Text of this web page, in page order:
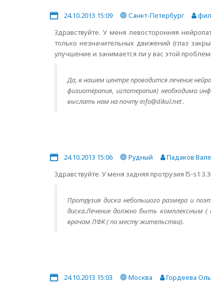
24.10.2013 15:09 Санкт-Петербург
Здравствуйте. У меня левосторонняя
только незначительных движений (глаз
улучшение и занимается ли у вас этой
Да, в нашем центре проводится лечение
физиотерапия, иглотерапия) необходима
выслать нам на почту info@dikul.net .
24.10.2013 15:06 Рудный
Падаков
Здравствуйте. У меня задняя протрузия l5-s1
Протрузия диска небольшого размера и
диска.Лечение должно быть комплексным
врачом ЛФК ( по месту жительства).
24.10.2013 15:03 Москва
Гордеева